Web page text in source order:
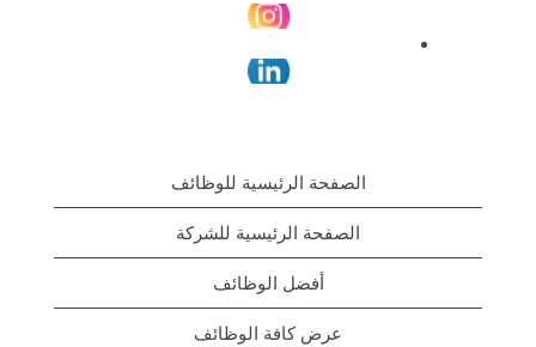
الصفحة الرئيسية للوظائف
الصفحة الرئيسية للشركة
أفضل الوظائف
عرض كافة الوظائف